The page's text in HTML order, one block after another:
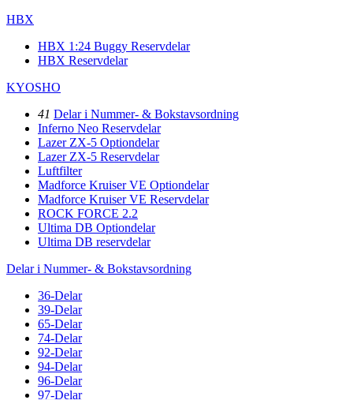
HBX
HBX 1:24 Buggy Reservdelar
HBX Reservdelar
KYOSHO
41 Delar i Nummer- & Bokstavsordning
Inferno Neo Reservdelar
Lazer ZX-5 Optiondelar
Lazer ZX-5 Reservdelar
Luftfilter
Madforce Kruiser VE Optiondelar
Madforce Kruiser VE Reservdelar
ROCK FORCE 2.2
Ultima DB Optiondelar
Ultima DB reservdelar
Delar i Nummer- & Bokstavsordning
36-Delar
39-Delar
65-Delar
74-Delar
92-Delar
94-Delar
96-Delar
97-Delar